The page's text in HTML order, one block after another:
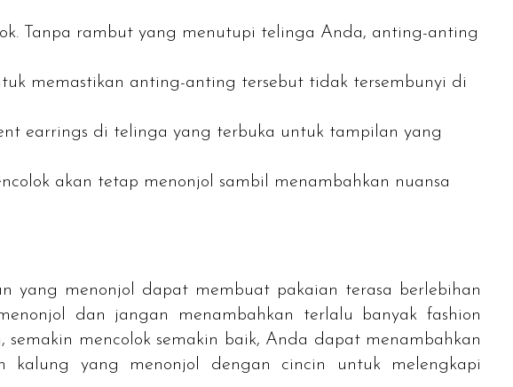
Tanpa rambut yang menutupi telinga Anda, anting-anting
memastikan anting-anting tersebut tidak tersembunyi di
earrings di telinga yang terbuka untuk tampilan yang
akan tetap menonjol sambil menambahkan nuansa
yang menonjol dapat membuat pakaian terasa berlebihan
dan jangan menambahkan terlalu banyak fashion
mencolok semakin baik, Anda dapat menambahkan
kalung yang menonjol dengan cincin untuk melengkapi